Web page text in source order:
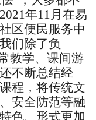
年11月 在易
社区便民服务中
们除了负
教学、课间游
不断总结经
程，将传统文
安全防范等融
色、形式更加